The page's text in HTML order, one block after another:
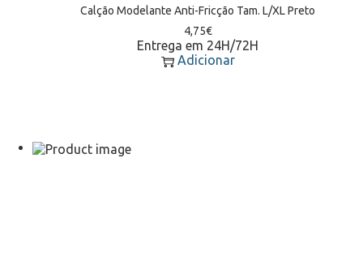
Calção Modelante Anti-Fricção Tam. L/XL Preto
4,75€
Entrega em 24H/72H
Adicionar